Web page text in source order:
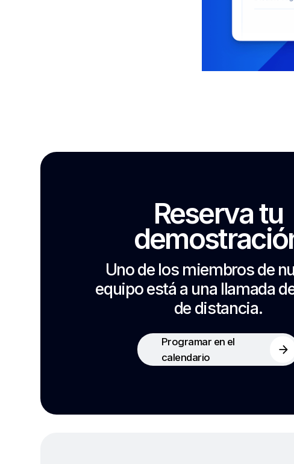
Reserva tu
Uno de los miembros de
equipo está a una llamada
de distancia.
Programar en el
calendario